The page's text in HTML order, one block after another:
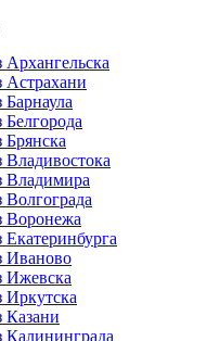
Астрахани
Брянска
Владимира
Воронежа
Иваново
Ижевска
Иркутска
Казани
Калининграда